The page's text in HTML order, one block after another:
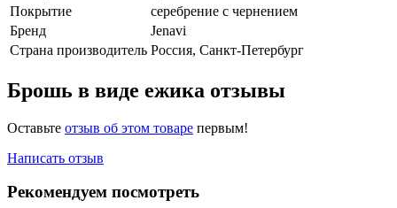
Покрытие
серебрение с чернением
Бренд
Jenavi
Страна производитель Россия, Санкт-Петербург
Брошь в виде ежика отзывы
Оставьте отзыв об этом товаре первым!
Написать отзыв
Рекомендуем посмотреть